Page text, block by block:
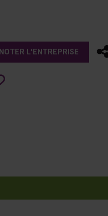
NOTER L'ENTREPRISE